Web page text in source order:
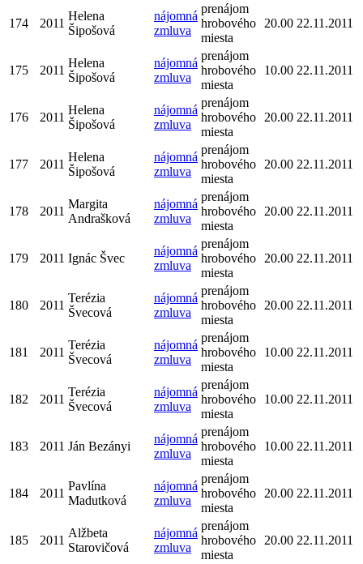
174 2011
Helena
Šipošová
nájomná
zmluva
prenájom
hrobového
miesta
20.00 22.11.2011
175 2011
Helena
Šipošová
nájomná
zmluva
prenájom
hrobového
miesta
10.00 22.11.2011
176 2011
Helena
Šipošová
nájomná
zmluva
prenájom
hrobového
miesta
20.00 22.11.2011
177 2011
Helena
Šipošová
nájomná
zmluva
prenájom
hrobového
miesta
20.00 22.11.2011
178 2011
Margita
Andrašková
nájomná
zmluva
prenájom
hrobového
miesta
20.00 22.11.2011
179 2011 Ignác Švec
nájomná
zmluva
prenájom
hrobového
miesta
20.00 22.11.2011
180 2011
Terézia
Švecová
nájomná
zmluva
prenájom
hrobového
miesta
20.00 22.11.2011
181 2011
Terézia
Švecová
nájomná
zmluva
prenájom
hrobového
miesta
10.00 22.11.2011
182 2011
Terézia
Švecová
nájomná
zmluva
prenájom
hrobového
miesta
10.00 22.11.2011
183 2011 Ján Bezányi
nájomná
zmluva
prenájom
hrobového
miesta
10.00 22.11.2011
184 2011
Pavlína
Madutková
nájomná
zmluva
prenájom
hrobového
miesta
20.00 22.11.2011
185 2011
Alžbeta
Starovičová
nájomná
zmluva
prenájom
hrobového
miesta
20.00 22.11.2011